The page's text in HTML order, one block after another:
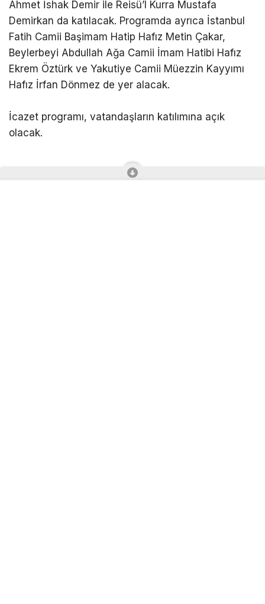
Merasime, Diyanet İşleri Başkan Yardımcısı Prof. Dr.
Ahmet İshak Demir ile Reisü’l Kurra Mustafa
Demirkan da katılacak. Programda ayrıca İstanbul
Fatih Camii Başimam Hatip Hafız Metin Çakar,
Beylerbeyi Abdullah Ağa Camii İmam Hatibi Hafız
Hafız İrfan Dönmez de yer alacak.